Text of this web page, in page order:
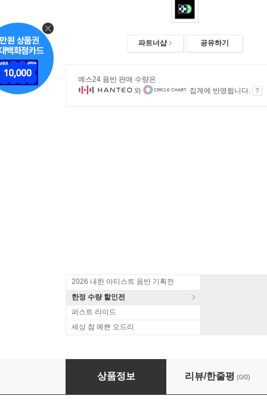
파트너샵 공유하기
예스24 음반 판매 수량은
와
집계에 반영됩니다.
2026 내한 아티스트 음반 기획전
한정 수량 할인전
퍼스트 라이드
세상 참 예쁜 오드리
Elton John (엘튼 존) - Positiva Presents:
상품정보 리뷰/한줄평 (0/0)